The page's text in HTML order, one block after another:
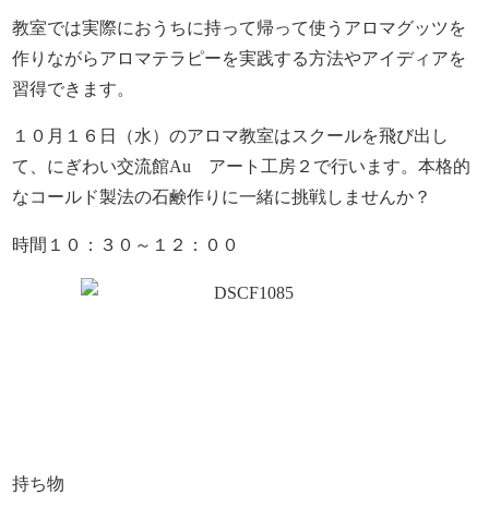
教室では実際におうちに持って帰って使うアロマグッツを
作りながらアロマテラピーを実践する方法やアイディアを
習得できます。
１０月１６日（水）のアロマ教室はスクールを飛び出し
て、にぎわい交流館Au アート工房２で行います。本格的
なコールド製法の石鹸作りに一緒に挑戦しませんか？
時間１０：３０～１２：００
持ち物